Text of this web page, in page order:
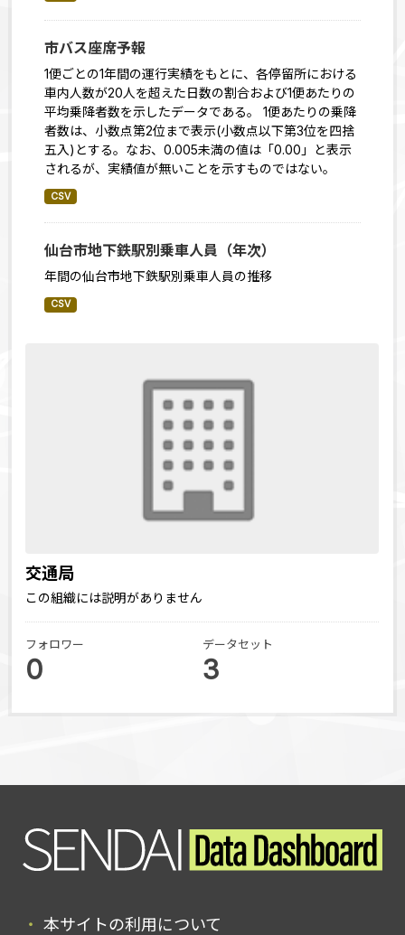
交通局
この組織には説明がありません
フォロワー
0
データセット
3
市バス座席予報
1便ごとの1年間の運行実績をもとに、各停留所における
車内人数が20人を超えた日数の割合および1便あたりの
平均乗降者数を示したデータである。 1便あたりの乗降
者数は、小数点第2位まで表示(小数点以下第3位を四捨
五入)とする。なお、0.005未満の値は「0.00」と表示
されるが、実績値が無いことを示すものではない。
CSV
仙台市地下鉄駅別乗車人員（年次）
年間の仙台市地下鉄駅別乗車人員の推移
CSV
本サイトの利用について